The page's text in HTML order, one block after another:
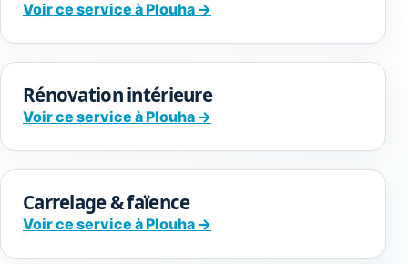
Voir ce service à Plouha →
Rénovation intérieure
Voir ce service à Plouha →
Carrelage & faïence
Voir ce service à Plouha →